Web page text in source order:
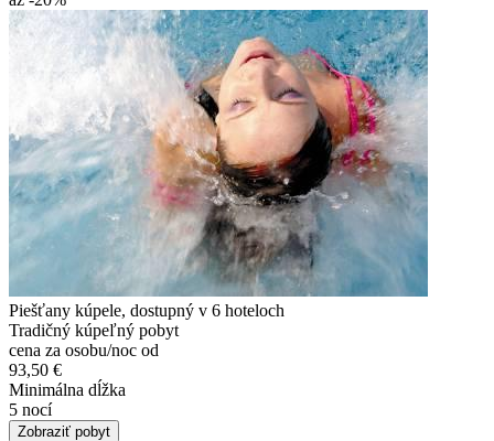
Piešťany kúpele, dostupný v 6 hoteloch
Tradičný kúpeľný pobyt
cena za osobu/noc od
93,50 €
Minimálna dĺžka
5 nocí
Zobraziť pobyt